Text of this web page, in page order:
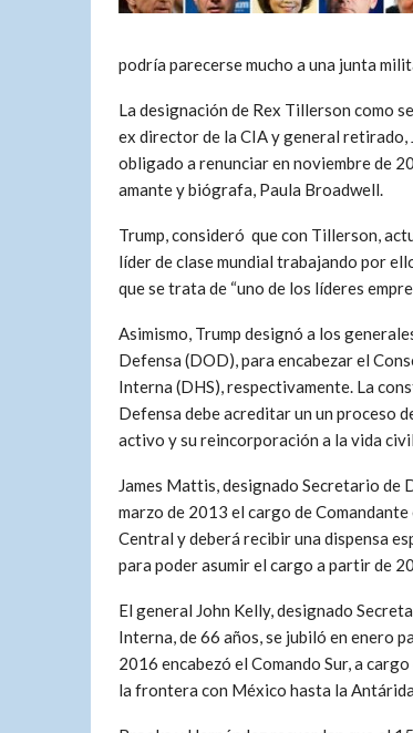
podría parecerse mucho a una junta
La designación de Rex Tillerson como
ex director de la CIA y general retirado,
obligado a renunciar en noviembre de
amante y biógrafa, Paula Broadwell.
Trump, consideró que con Tillerson,
líder de clase mundial trabajando por
que se trata de “uno de los líderes
Asimismo, Trump designó a los
Defensa (DOD), para encabezar el
Interna (DHS), respectivamente. La
Defensa debe acreditar un un proceso
activo y su reincorporación a la vida
James Mattis, designado Secretario de
marzo de 2013 el cargo de Comandante
Central y deberá recibir una dispensa
para poder asumir el cargo a partir de
El general John Kelly, designado
Interna, de 66 años, se jubiló en enero
2016 encabezó el Comando Sur, a
la frontera con México hasta la